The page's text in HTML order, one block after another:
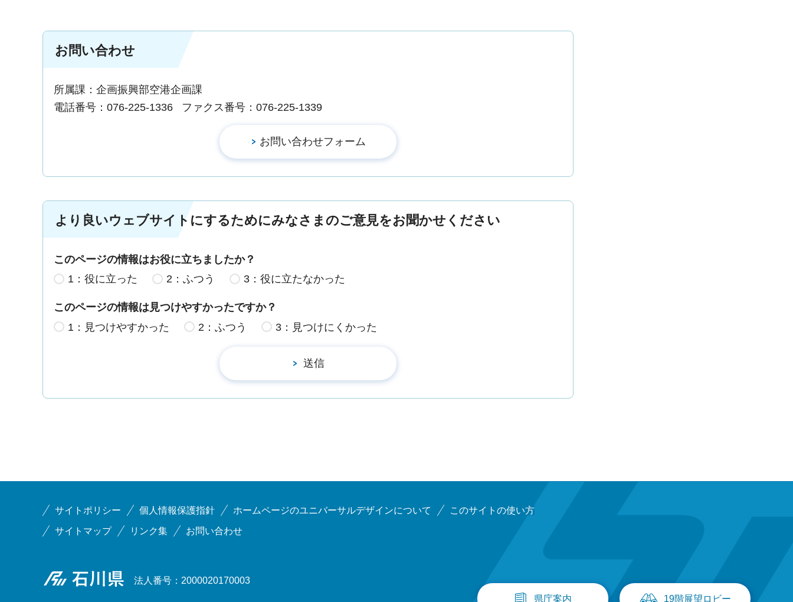
お問い合わせ
所属課：企画振興部空港企画課
電話番号：076-225-1336
ファクス番号：076-225-1339
より良いウェブサイトにするためにみなさまのご意見をお聞かせください
このページの情報はお役に立ちましたか？
1：役に立った
2：ふつう 3：役に立たなかった
このページの情報は見つけやすかったですか？
1：見つけやすかった
2：ふつう 3：見つけにくかった
サイトポリシー 個人情報保護指針 ホームページのユニバーサルデザインについて このサイトの使い方
サイトマップ リンク集 お問い合わせ
石川県
法人番号：2000020170003
県庁案内
19階展望ロビー